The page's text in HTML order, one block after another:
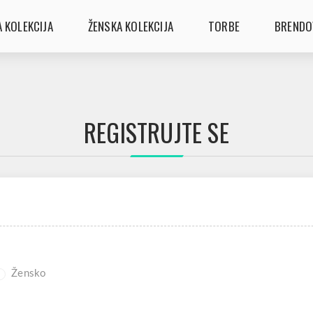
KOLEKCIJA ŽENSKA KOLEKCIJA TORBE
REGISTRUJTE SE
Žensko